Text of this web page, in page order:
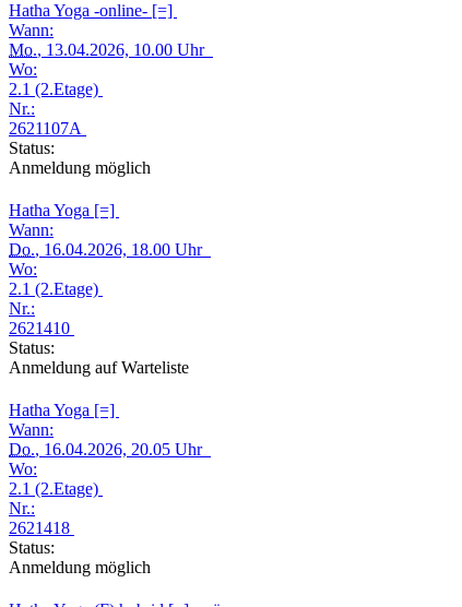
Hatha Yoga -online- [=]
Wann:
Mo., 13.04.2026, 10.00 Uhr
Wo:
2.1 (2.Etage)
Nr.:
2621107A
Status:
Anmeldung möglich
Hatha Yoga [=]
Wann:
Do., 16.04.2026, 18.00 Uhr
Wo:
2.1 (2.Etage)
Nr.:
2621410
Status:
Anmeldung auf Warteliste
Hatha Yoga [=]
Wann:
Do., 16.04.2026, 20.05 Uhr
Wo:
2.1 (2.Etage)
Nr.:
2621418
Status:
Anmeldung möglich